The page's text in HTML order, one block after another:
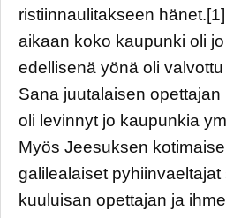
ristiinnaulitakseen
aikaan koko kaupunki oli
edellisenä yönä oli
Sana juutalaisen
oli levinnyt jo kaupunkia
Myös Jeesuksen
galilealaiset pyhiinvaeltajat
kuuluisan opettajan ja